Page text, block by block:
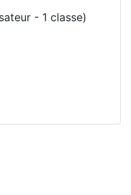
- 1 classe)